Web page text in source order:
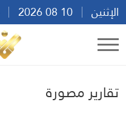
الإثنين
تقارير مصورة